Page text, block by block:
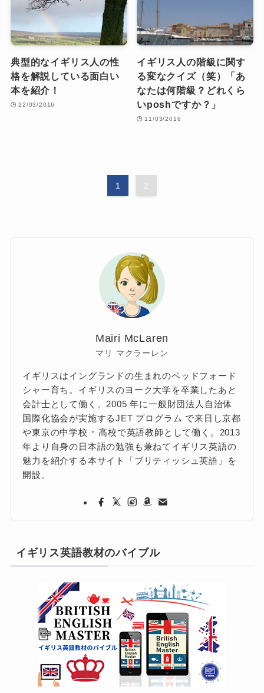
典型的なイギリス人の性
格を解説している面白い
本を紹介！
22/03/2016
イギリス人の階級に関す
る変なクイズ（笑）「あ
なたは何階級？どれくら
いposhですか？」
11/03/2016
1 2
Mairi McLaren
マリ マクラーレン
イギリスはイングランドの生まれのベッドフォード
シャー育ち。イギリスのヨーク大学を卒業したあと
会計士として働く。2005 年に一般財団法人自治体
国際化協会が実施するJET プログラム で来日し京都
や東京の中学校 ･ 高校で英語教師として働く。2013
年より自身の日本語の勉強も兼ねてイギリス英語の
魅力を紹介する本サイト「ブリティッシュ英語」を
開設。
イギリス英語教材のバイブル